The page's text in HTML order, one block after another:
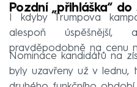
Pozdní „přihláška“ do
I kdyby Trumpova
alespoň úspěšnější,
pravděpodobně na cenu
Nominace kandidátů na
byly uzavřeny už v lednu,